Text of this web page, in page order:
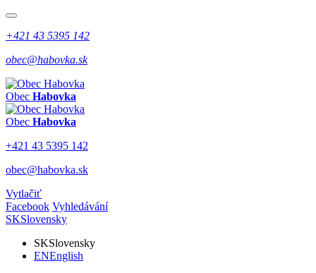
+421 43 5395 142
obec@habovka.sk
Obec Habovka
Obec Habovka
+421 43 5395 142
obec@habovka.sk
Vytlačiť
Facebook Vyhledávání
SKSlovensky
SKSlovensky
ENEnglish